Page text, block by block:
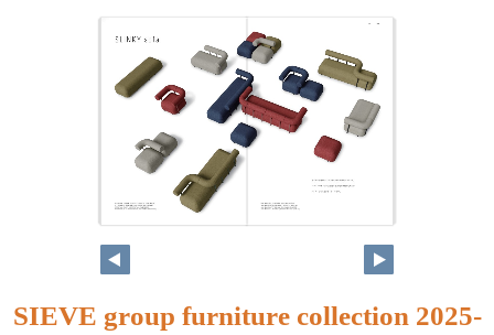
SIEVE group furniture collection 2025-